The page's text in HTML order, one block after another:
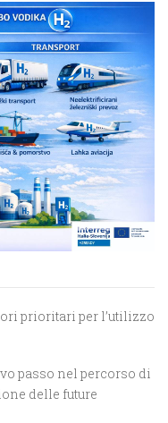
prioritari per l’utilizzo
passo nel percorso di
delle future